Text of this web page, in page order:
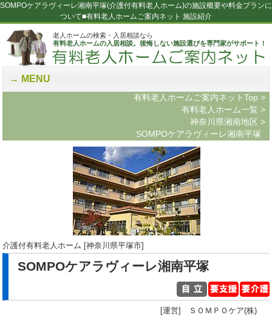
SOMPOケアラヴィーレ湘南平塚(介護付有料老人ホーム)の施設概要や料金プランに
ついて■有料老人ホームご案内ネット 施設紹介
老人ホームの検索・入居相談なら
有料老人ホームの入居相談。後悔しない施設選びを専門家がサポート！
MENU
有料老人ホームご案内ネットTop >
有料老人ホーム一覧 >
神奈川県湘南地区 >
SOMPOケアラヴィーレ湘南平塚
介護付有料老人ホーム [神奈川県平塚市]
SOMPOケアラヴィーレ湘南平塚
[運営] ＳＯＭＰＯケア(株)